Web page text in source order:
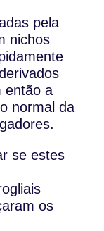
pela
nichos
então a
normal da
se estes
os